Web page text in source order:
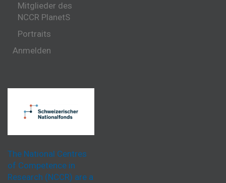
Mitglieder des
NCCR PlanetS
Portraits
Anmelden
The National Centres
of Competence in
Research (NCCR) are a